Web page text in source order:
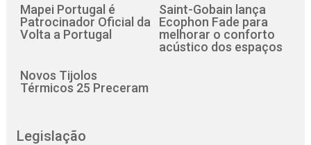
Mapei Portugal é
Patrocinador Oficial da
Volta a Portugal
Saint-Gobain lança
Ecophon Fade para
melhorar o conforto
acústico dos espaços
Novos Tijolos
Térmicos 25 Preceram
Legislação